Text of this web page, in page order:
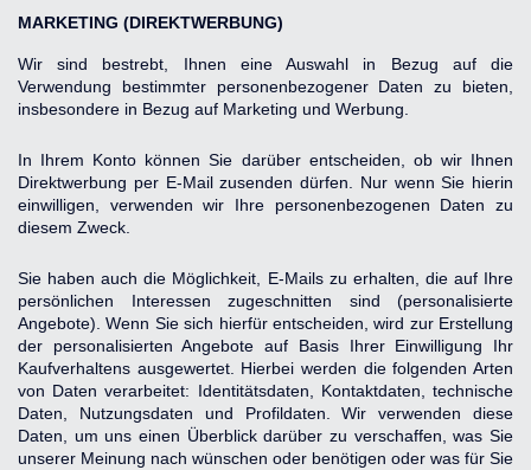
MARKETING (DIREKTWERBUNG)
Wir sind bestrebt, Ihnen eine Auswahl in Bezug auf die
Verwendung bestimmter personenbezogener Daten zu bieten,
insbesondere in Bezug auf Marketing und Werbung.
In Ihrem Konto können Sie darüber entscheiden, ob wir Ihnen
Direktwerbung per E-Mail zusenden dürfen. Nur wenn Sie hierin
einwilligen, verwenden wir Ihre personenbezogenen Daten zu
diesem Zweck.
Sie haben auch die Möglichkeit, E-Mails zu erhalten, die auf Ihre
persönlichen Interessen zugeschnitten sind (personalisierte
Angebote). Wenn Sie sich hierfür entscheiden, wird zur Erstellung
der personalisierten Angebote auf Basis Ihrer Einwilligung Ihr
Kaufverhaltens ausgewertet. Hierbei werden die folgenden Arten
von Daten verarbeitet: Identitätsdaten, Kontaktdaten, technische
Daten, Nutzungsdaten und Profildaten. Wir verwenden diese
Daten, um uns einen Überblick darüber zu verschaffen, was Sie
unserer Meinung nach wünschen oder benötigen oder was für Sie